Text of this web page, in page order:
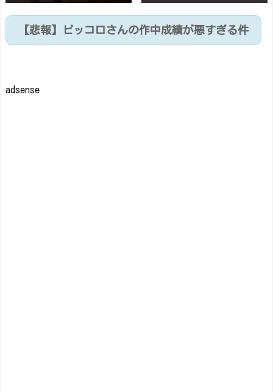
【悲報】ピッコロさんの作中成績が悪すぎる件
adsense